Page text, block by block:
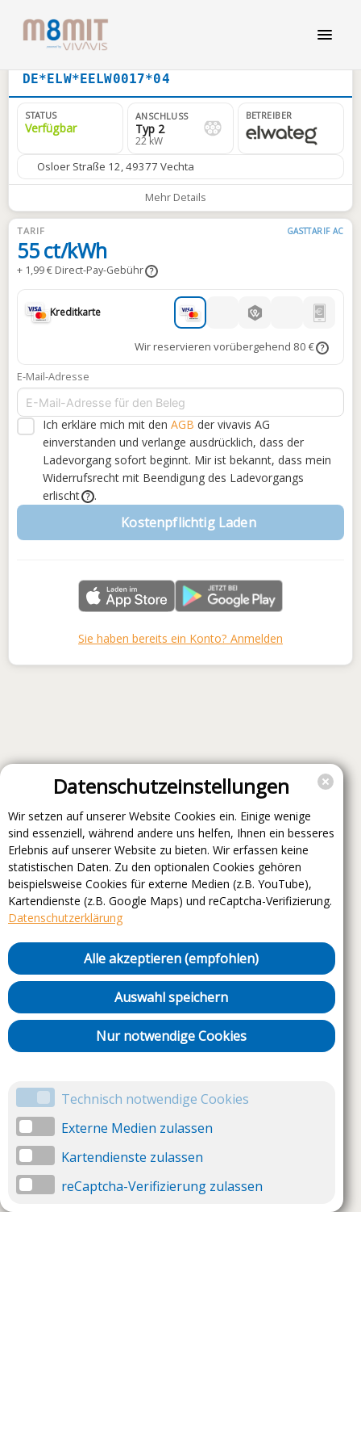
DE*ELW*EELW0017*04
STATUS
Verfügbar
ANSCHLUSS
Typ 2
22 kW
BETREIBER
Osloer Straße 12, 49377 Vechta
Mehr Details
TARIF GASTTARIF AC
55 ct/kWh
+ 1,99 € Direct-Pay-Gebühr ?
Kreditkarte
Wir reservieren vorübergehend 80 € ?
E-Mail-Adresse
Ich erkläre mich mit den AGB der vivavis AG
einverstanden und verlange ausdrücklich, dass der
Ladevorgang sofort beginnt. Mir ist bekannt, dass mein
Widerrufsrecht mit Beendigung des Ladevorgangs
erlischt
? .
Kostenpflichtig Laden
Sie haben bereits ein Konto? Anmelden
Datenschutzeinstellungen
Wir setzen auf unserer Website Cookies ein. Einige wenige
sind essenziell, während andere uns helfen, Ihnen ein besseres
Erlebnis auf unserer Website zu bieten. Wir erfassen keine
statistischen Daten. Zu den optionalen Cookies gehören
beispielsweise Cookies für externe Medien (z.B. YouTube),
Kartendienste (z.B. Google Maps) und reCaptcha-Verifizierung.
Datenschutzerklärung
Alle akzeptieren (empfohlen)
Auswahl speichern
Nur notwendige Cookies
Technisch notwendige Cookies
Externe Medien zulassen
Kartendienste zulassen
reCaptcha-Verifizierung zulassen